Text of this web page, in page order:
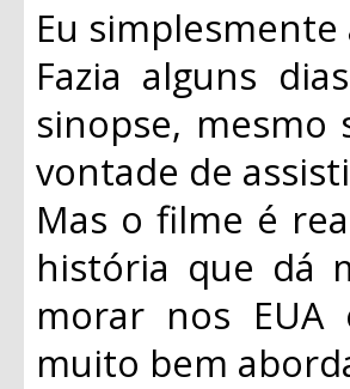
Eu
Fazia alguns
sinopse,
vontade de
Mas o filme é
história que dá
morar nos
muito bem